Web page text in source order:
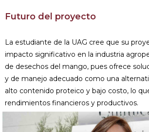
Futuro del proyecto
La estudiante de la UAG cree que su
impacto significativo en la industria
de desechos del mango, pues ofrece
y de manejo adecuado como una
alto contenido proteico y bajo costo, lo
rendimientos financieros y productivos.